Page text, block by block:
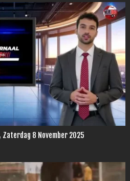
8 November 2025